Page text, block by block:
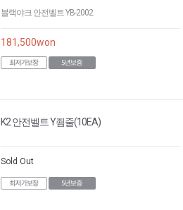
블랙야크 안전벨트 YB-2002
181,500won
K2 안전벨트 Y죔줄(10EA)
Sold Out